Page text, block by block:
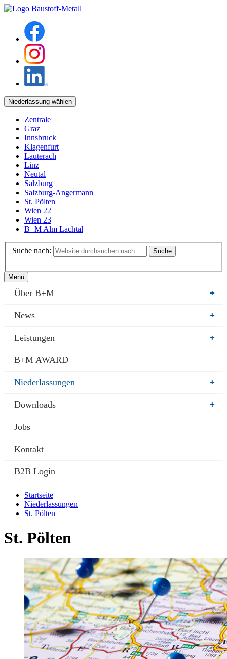
Niederlassung wählen
Zentrale
Graz
Innsbruck
Klagenfurt
Lauterach
Linz
Neutal
Salzburg
Salzburg-Angermann
St. Pölten
Wien 22
Wien 23
B+M Alm Lachtal
Suche nach: Suche
Menü
+
Über B+M
+
News
+
Leistungen
B+M AWARD
+
Niederlassungen
+
Downloads
Jobs
Kontakt
B2B Login
Startseite
Niederlassungen
St. Pölten
St. Pölten